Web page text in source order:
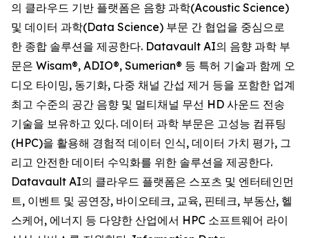
의 클라우드 기반 플랫폼은 음향 과학(Acoustic Science)
및 데이터 과학(Data Science) 부문 간 협업을 중심으로
한 종합 솔루션을 제공한다. Datavault AI의 음향 과학 부
문은 Wisam®, ADIO®, Sumerian® 등 특허 기술과 함께 오
디오 타이밍, 동기화, 다중 채널 간섭 제거 등을 포함한 업계
최고 수준의 공간 음향 및 멀티채널 무선 HD 사운드 전송
기술을 보유하고 있다. 데이터 과학 부문은 고성능 컴퓨팅
(HPC)을 활용해 경험적 데이터 인식, 데이터 가치 평가, 그
리고 안전한 데이터 수익화를 위한 솔루션을 제공한다.
Datavault AI의 클라우드 플랫폼은 스포츠 및 엔터테인먼
트, 이벤트 및 공연장, 바이오테크, 교육, 핀테크, 부동산, 헬
스케어, 에너지 등 다양한 산업에서 HPC 소프트웨어 라이